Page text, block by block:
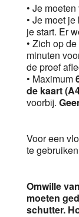
• Je
• Je moet
je start. Er
• Zich op
minuten
de proef
• Maximum
de kaart
voorbij.
Voor een
te
Omwille
moeten
schutter.